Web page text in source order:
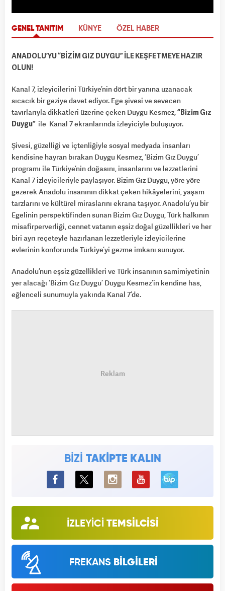
GENEL TANITIM KÜNYE ÖZEL HABER
ANADOLU’YU “BİZİM GIZ DUYGU” İLE KEŞFETMEYE HAZIR
OLUN!
Kanal 7, izleyicilerini Türkiye’nin dört bir yanına uzanacak
sıcacık bir geziye davet ediyor. Ege şivesi ve sevecen
tavırlarıyla dikkatleri üzerine çeken Duygu Kesmez,“Bizim Gız
Duygu” ile Kanal 7 ekranlarında izleyiciyle buluşuyor.
Şivesi, güzelliği ve içtenliğiyle sosyal medyada insanları
kendisine hayran bırakan Duygu Kesmez, ‘Bizim Gız Duygu’
programı ile Türkiye’nin doğasını, insanlarını ve lezzetlerini
Kanal 7 izleyicileriyle paylaşıyor. Bizim Gız Duygu, yöre yöre
gezerek Anadolu insanının dikkat çeken hikâyelerini, yaşam
tarzlarını ve kültürel miraslarını ekrana taşıyor. Anadolu’yu bir
Egelinin perspektifinden sunan Bizim Gız Duygu, Türk halkının
misafirperverliği, cennet vatanın eşsiz doğal güzellikleri ve her
biri ayrı reçeteyle hazırlanan lezzetleriyle izleyicilerine
evlerinin konforunda Türkiye’yi gezme imkanı sunuyor.
Anadolu’nun eşsiz güzellikleri ve Türk insanının samimiyetinin
yer alacağı ‘Bizim Gız Duygu’ Duygu Kesmez’in kendine has,
eğlenceli sunumuyla yakında Kanal 7’de.
BİZİ TAKİPTE KALIN
BiP
İZLEYİCİ TEMSİLCİSİ
FREKANS BİLGİLERİ